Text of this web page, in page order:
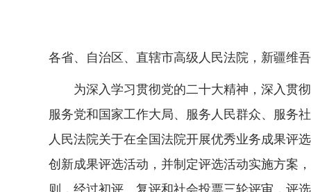
各省、自治区、直辖市高级人民法院，新疆维
为深入学习贯彻党的二十大精神，深入贯彻
服务党和国家工作大局、服务人民群众、服务
人民法院关于在全国法院开展优秀业务成果评
创新成果评选活动，并制定评选活动实施方案
则，经过初评、复评和社会投票三轮评审，评